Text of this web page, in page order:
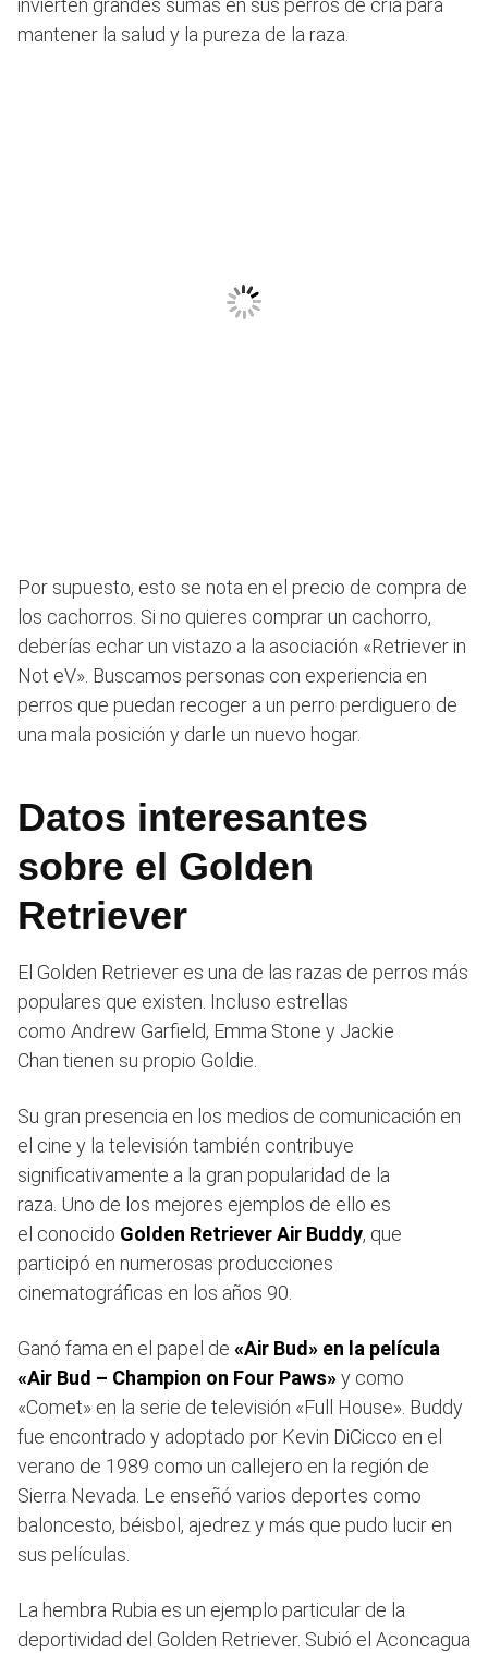
invierten grandes sumas en sus perros de cría para
mantener la salud y la pureza de la raza.
Por supuesto, esto se nota en el precio de compra de
los cachorros. Si no quieres comprar un cachorro,
deberías echar un vistazo a la asociación «Retriever in
Not eV». Buscamos personas con experiencia en
perros que puedan recoger a un perro perdiguero de
una mala posición y darle un nuevo hogar.
Datos interesantes
sobre el Golden
Retriever
El Golden Retriever es una de las razas de perros más
populares que existen. Incluso estrellas
como Andrew Garfield, Emma Stone y Jackie
Chan tienen su propio Goldie.
Su gran presencia en los medios de comunicación en
el cine y la televisión también contribuye
significativamente a la gran popularidad de la
raza. Uno de los mejores ejemplos de ello es
el conocido Golden Retriever Air Buddy, que
participó en numerosas producciones
cinematográficas en los años 90.
Ganó fama en el papel de «Air Bud» en la película
«Air Bud – Champion on Four Paws»y como
«Comet» en la serie de televisión «Full House». Buddy
fue encontrado y adoptado por Kevin DiCicco en el
verano de 1989 como un callejero en la región de
Sierra Nevada. Le enseñó varios deportes como
baloncesto, béisbol, ajedrez y más que pudo lucir en
sus películas.
La hembra Rubia es un ejemplo particular de la
deportividad del Golden Retriever. Subió el Aconcagua